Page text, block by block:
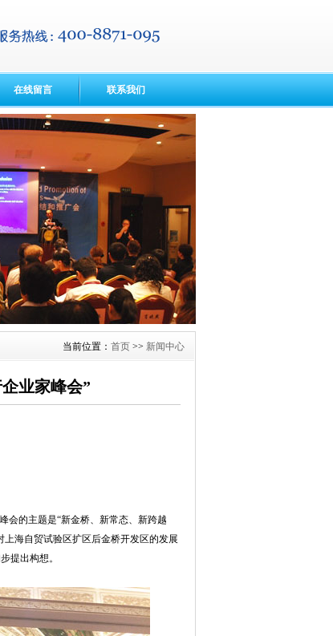
在线留言 联系我们
当前位置： 首页 >> 新闻中心
业家峰会”
会的主题是“新金桥、新常态、新跨越
海自贸试验区扩区后金桥开发区的发展
提出构想。